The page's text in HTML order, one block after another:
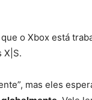
o Xbox está
X|S.
mas eles